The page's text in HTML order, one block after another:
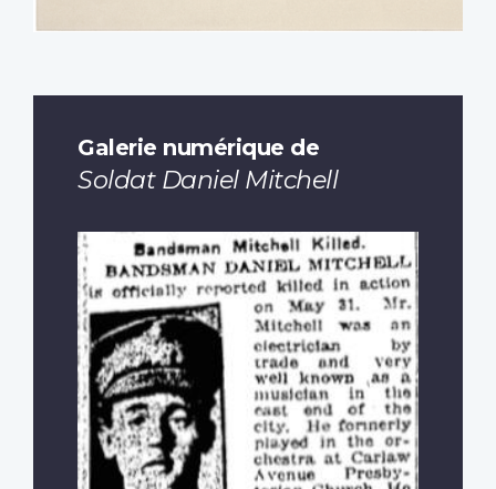
Galerie numérique de
Soldat Daniel Mitchell